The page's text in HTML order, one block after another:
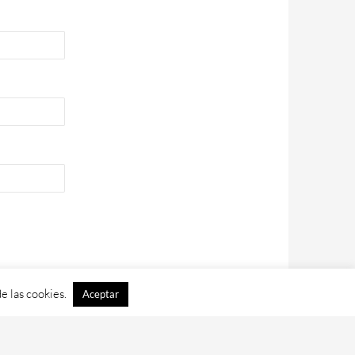
las cookies. Aceptar